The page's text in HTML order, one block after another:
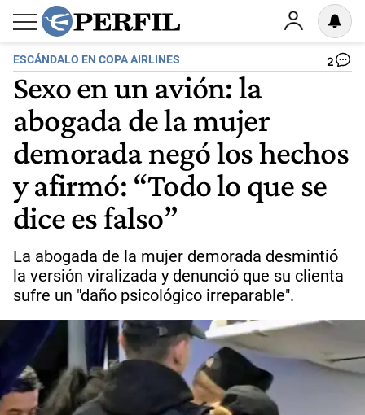
ESCÁNDALO EN COPA AIRLINES 2
Sexo en un avión: la
abogada de la mujer
demorada negó los hechos
y afirmó: “Todo lo que se
dice es falso”
La abogada de la mujer demorada desmintió
la versión viralizada y denunció que su clienta
sufre un "daño psicológico irreparable".